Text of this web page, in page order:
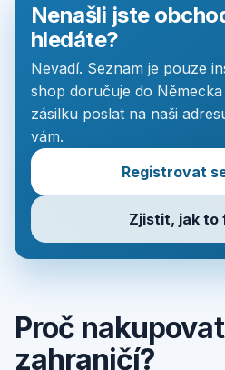
Nenašli jste
hledáte?
Nevadí. Seznam je pouze
shop doručuje do
zásilku poslat na naši
vám.
Registrovat
Zjistit, jak to
Proč
zahraničí?